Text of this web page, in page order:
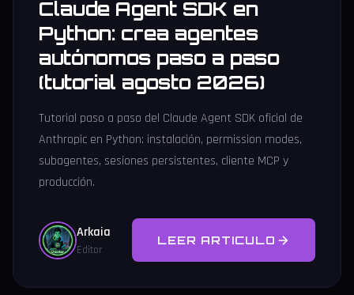
Claude Agent SDK en
Python: crea agentes
autónomos paso a paso
(tutorial agosto 2026)
Tutorial paso a paso del Claude Agent SDK oficial de
Anthropic en Python: instalación, permission modes,
subagentes, sesiones persistentes, cliente MCP y
producción.
Arkaia
Editor
LEER ARTICULO